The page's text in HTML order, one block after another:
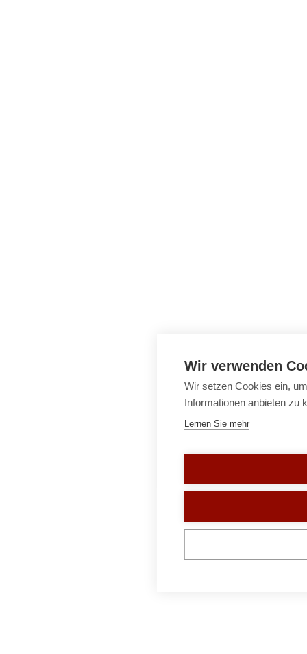
Wir verwenden
Wir setzen Cookies ein,
Informationen anbieten zu
Lernen Sie mehr